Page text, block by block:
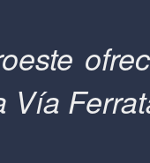
Vía